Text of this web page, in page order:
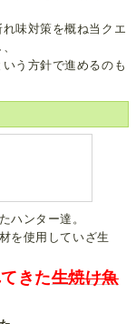
味対策を概ね当クエ
う方針で進めるのも
ハンター達。
を使用していざ生
きた生焼け魚